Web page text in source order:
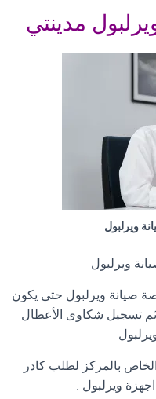
مدينتي
ويرلبول
ويرلبول
صيانة ويرلبول حتى يكون
ثم تسجيل شكاوى الأعطال
بالمركز لطلب كادر
ويرلبول .